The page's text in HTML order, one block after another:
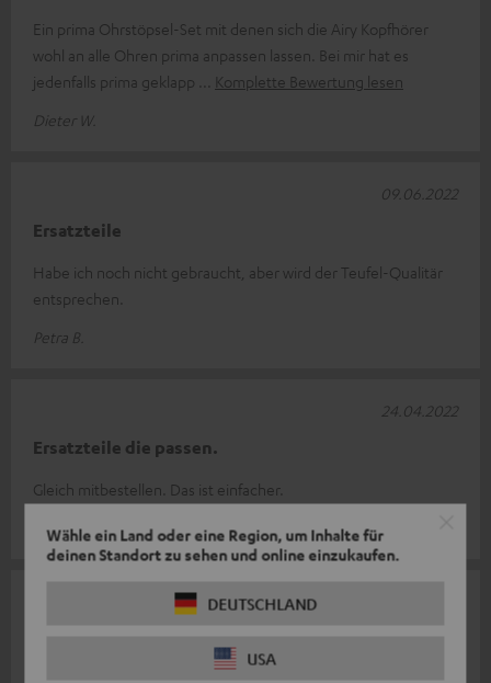
Wähle ein Land oder eine Region, um Inhalte für
deinen Standort zu sehen und online einzukaufen.
DEUTSCHLAND
USA
Ein prima Ohrstöpsel-Set mit denen sich die Airy Kopfhörer
wohl an alle Ohren prima anpassen lassen. Bei mir hat es
jedenfalls prima geklapp
Komplette Bewertung lesen
Dieter W.
Ersatzteile
Habe ich noch nicht gebraucht, aber wird der Teufel-Qualitär
entsprechen.
Petra B.
09.06.2022
Ersatzteile die passen.
Gleich mitbestellen. Das ist einfacher.
Klaus O.
24.04.2022